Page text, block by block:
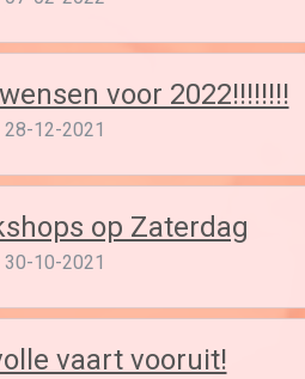
voor 2022!!!!!!!!
28-12-2021
op Zaterdag
30-10-2021
vaart vooruit!